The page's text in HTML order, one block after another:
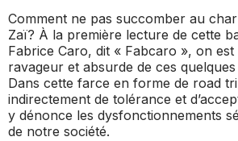
Comment ne pas succomber au
Zaï? À la première lecture de cette
Fabrice Caro, dit « Fabcaro », on est
ravageur et absurde de ces
Dans cette farce en forme de road
indirectement de tolérance et
y dénonce les dysfonctionnements
de notre société.